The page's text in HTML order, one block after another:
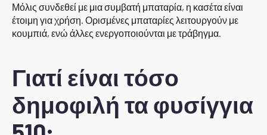
Μόλις συνδεθεί με μια συμβατή μπαταρία, η κασέτα είναι
έτοιμη για χρήση. Ορισμένες μπαταρίες λειτουργούν με
κουμπιά, ενώ άλλες ενεργοποιούνται με τράβηγμα.
Γιατί είναι τόσο
δημοφιλή τα φυσίγγια